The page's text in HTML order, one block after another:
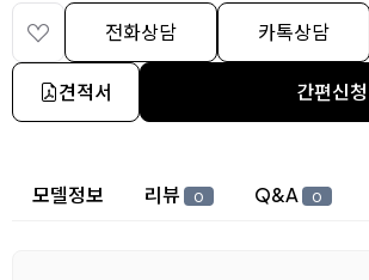
전화상담 카톡상담
견적서 간편신청
상세 정보
모델정보 리뷰 0 Q&A 0